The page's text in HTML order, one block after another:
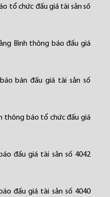
tổ chức đấu giá tài sản số
Bình thông báo đấu giá
bán đấu giá tài sản số
thông báo tổ chức đấu giá
đấu giá tài sản số 4042
đấu giá tài sản số 4040